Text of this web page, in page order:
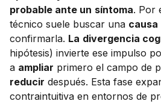
probable ante un síntoma. Por
técnico suele buscar una causa
confirmarla. La divergencia
hipótesis) invierte ese impulso
a ampliar primero el campo de
reducir después. Esta fase
contraintuitiva en entornos de